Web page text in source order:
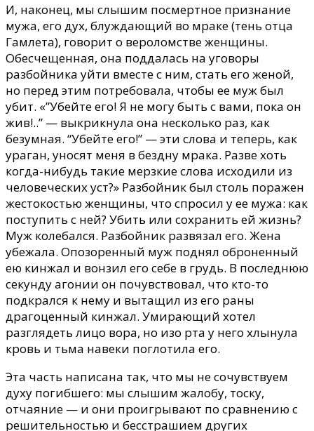
И, наконец, мы слышим посмертное признание
мужа, его дух, блуждающий во мраке (тень отца
Гамлета), говорит о вероломстве женщины.
Обесчещенная, она поддалась на уговоры
разбойника уйти вместе с ним, стать его женой,
но перед этим потребовала, чтобы ее муж был
убит. «”Убейте его! Я не могу быть с вами, пока он
жив!..” — выкрикнула она несколько раз, как
безумная. “Убейте его!” — эти слова и теперь, как
ураган, уносят меня в бездну мрака. Разве хоть
когда-нибудь такие мерзкие слова исходили из
человеческих уст?» Разбойник был столь поражен
жестокостью женщины, что спросил у ее мужа: как
поступить с ней? Убить или сохранить ей жизнь?
Муж колебался. Разбойник развязал его. Жена
убежала. Опозоренный муж поднял оброненный
ею кинжал и вонзил его себе в грудь. В последнюю
секунду агонии он почувствовал, что кто-то
подкрался к нему и вытащил из его раны
драгоценный кинжал. Умирающий хотел
разглядеть лицо вора, но изо рта у него хлынула
кровь и тьма навеки поглотила его.
Эта часть написана так, что мы не сочувствуем
духу погибшего: мы слышим жалобу, тоску,
отчаяние — и они проигрывают по сравнению с
решительностью и бесстрашием других